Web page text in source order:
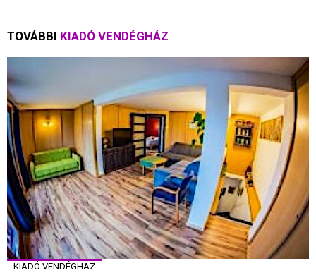
TOVÁBBI KIADÓ VENDÉGHÁZ
KIADÓ VENDÉGHÁZ